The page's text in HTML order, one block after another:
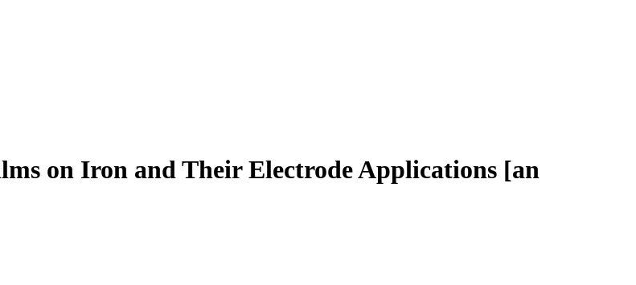
on Iron and Their Electrode Applications [an